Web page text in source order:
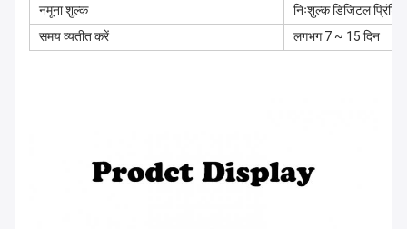
नमूना शुल्क
निःशुल्क डिजिटल
समय व्यतीत करें
लगभग 7 ~ 15 दिन